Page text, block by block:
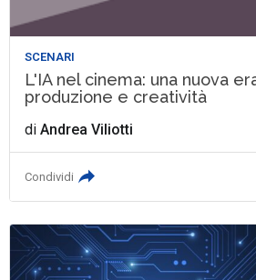
SCENARI
L'IA nel cinema: una nuova
produzione e creatività
diAndrea Viliotti
Condividi